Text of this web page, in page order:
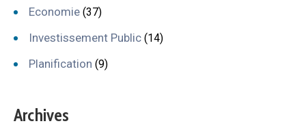
Economie (37)
Investissement Public (14)
Planification (9)
Archives